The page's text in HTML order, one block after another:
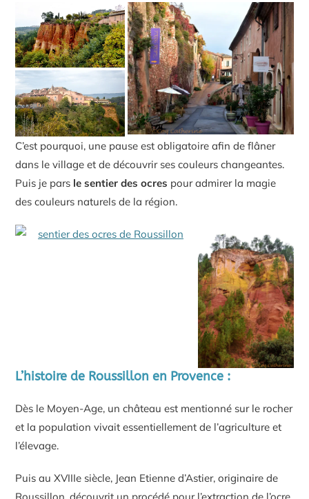
C’est pourquoi, une pause est obligatoire afin de flâner
dans le village et de découvrir ses couleurs changeantes.
Puis je pars le sentier des ocres pour admirer la magie
des couleurs naturels de la région.
L’histoire de Roussillon en Provence :
Dès le Moyen-Age, un château est mentionné sur le rocher
et la population vivait essentiellement de l’agriculture et
l’élevage.
Puis au XVIIIe siècle, Jean Etienne d’Astier, originaire de